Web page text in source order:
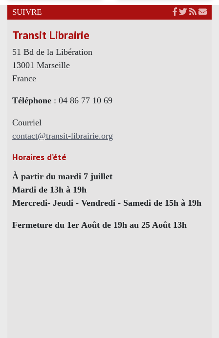
SUIVRE
Transit Librairie
51 Bd de la Libération
13001 Marseille
France
Téléphone : 04 86 77 10 69
Courriel
contact@transit-librairie.org
Horaires d’été
À partir du mardi 7 juillet
Mardi de 13h à 19h
Mercredi- Jeudi - Vendredi - Samedi de 15h à 19h
Fermeture du 1er Août de 19h au 25 Août 13h